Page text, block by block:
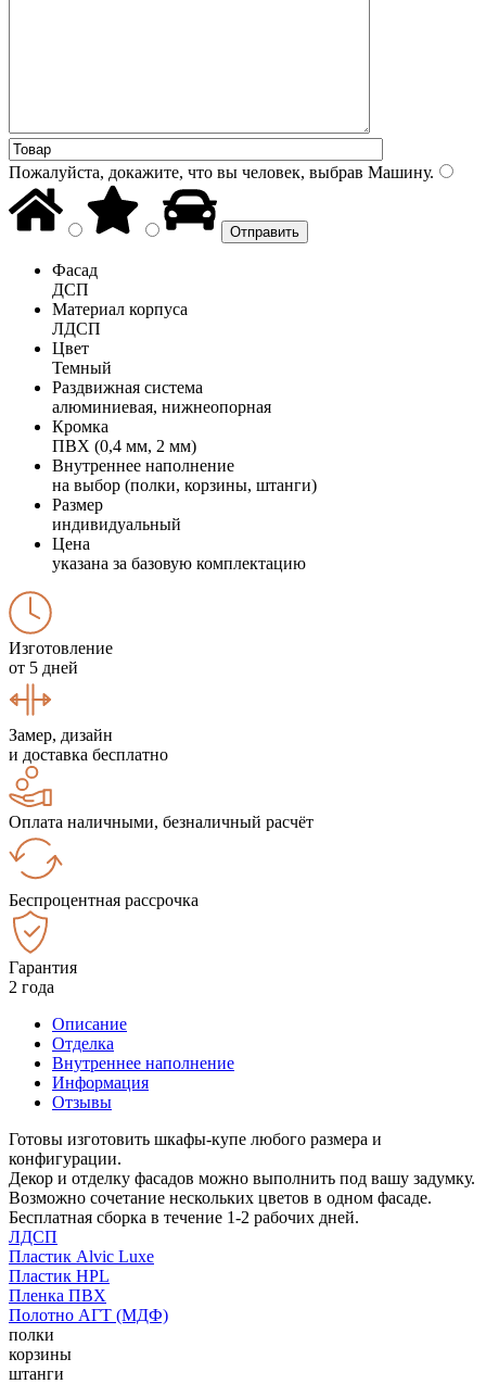
Пожалуйста, докажите, что вы человек, выбрав Машину.
Фасад
ДСП
Материал корпуса
ЛДСП
Цвет
Темный
Раздвижная система
алюминиевая, нижнеопорная
Кромка
ПВХ (0,4 мм, 2 мм)
Внутреннее наполнение
на выбор (полки, корзины, штанги)
Размер
индивидуальный
Цена
указана за базовую комплектацию
Изготовление
от 5 дней
Замер, дизайн
и доставка бесплатно
Оплата наличными, безналичный расчёт
Беспроцентная рассрочка
Гарантия
2 года
Описание
Отделка
Внутреннее наполнение
Информация
Отзывы
Готовы изготовить шкафы-купе любого размера и
конфигурации.
Декор и отделку фасадов можно выполнить под вашу задумку.
Возможно сочетание нескольких цветов в одном фасаде.
Бесплатная сборка в течение 1-2 рабочих дней.
ЛДСП
Пластик Alvic Luxe
Пластик HPL
Пленка ПВХ
Полотно АГТ (МДФ)
полки
корзины
штанги